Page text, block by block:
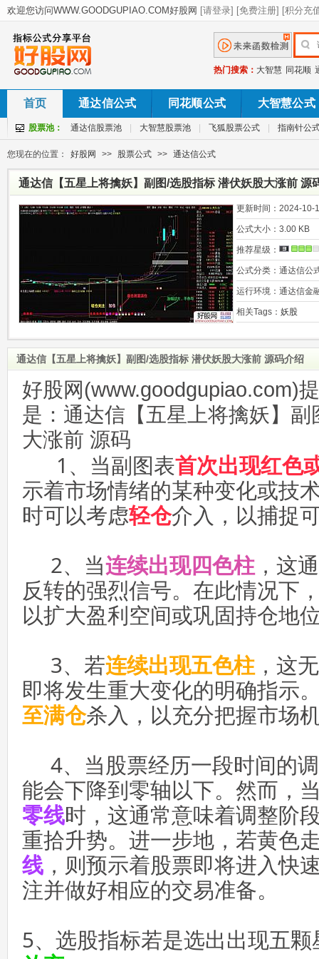
热门搜索： 大智慧 同花顺
首页 通达信公式 同花顺公式 大智慧公式
股票池： 通达信股票池 大智慧股票池 飞狐股票公式 指南针公
您现在的位置： 好股网 >> 股票公式 >> 通达信公式
通达信【五星上将擒妖】副图/选股指标 潜伏妖股大涨前 源
更新时间： 2024-10-
公式大小： 3.00 KB
推荐星级：
公式分类： 通达信公
运行环境： 通达信金
相关Tags： 妖股
通达信【五星上将擒妖】副图/选股指标 潜伏妖股大涨前 源码介绍
好股网(www.goodgupiao.com)
是：通达信【五星上将擒妖】
大涨前 源码
1、当副图表首次出现红色
示着市场情绪的某种变化或技
时可以考虑轻仓介入，以捕捉
2、当连续出现四色柱 ，这
反转的强烈信号。在此情况下
以扩大盈利空间或巩固持仓地
3、若连续出现五色柱 ，这
即将发生重大变化的明确指示
至满仓杀入，以充分把握市场
4、当股票经历一段时间的
能会下降到零轴以下。然而，
零线时，这通常意味着调整阶
重拾升势。进一步地，若黄色
线 ，则预示着股票即将进入快
注并做好相应的交易准备。
5、选股指标若是选出出现五